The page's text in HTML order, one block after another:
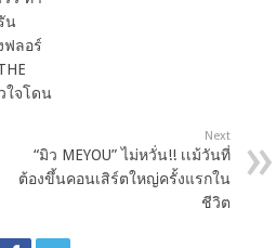
น
ฟลอร์
ใจโดน
Next
“มิว MEYOU” ไม่หวั่น!! เเม้วันที่
ต้องขึ้นคอนเสิร์ตใหญ่ครั้งแรกใน
ชีวิต